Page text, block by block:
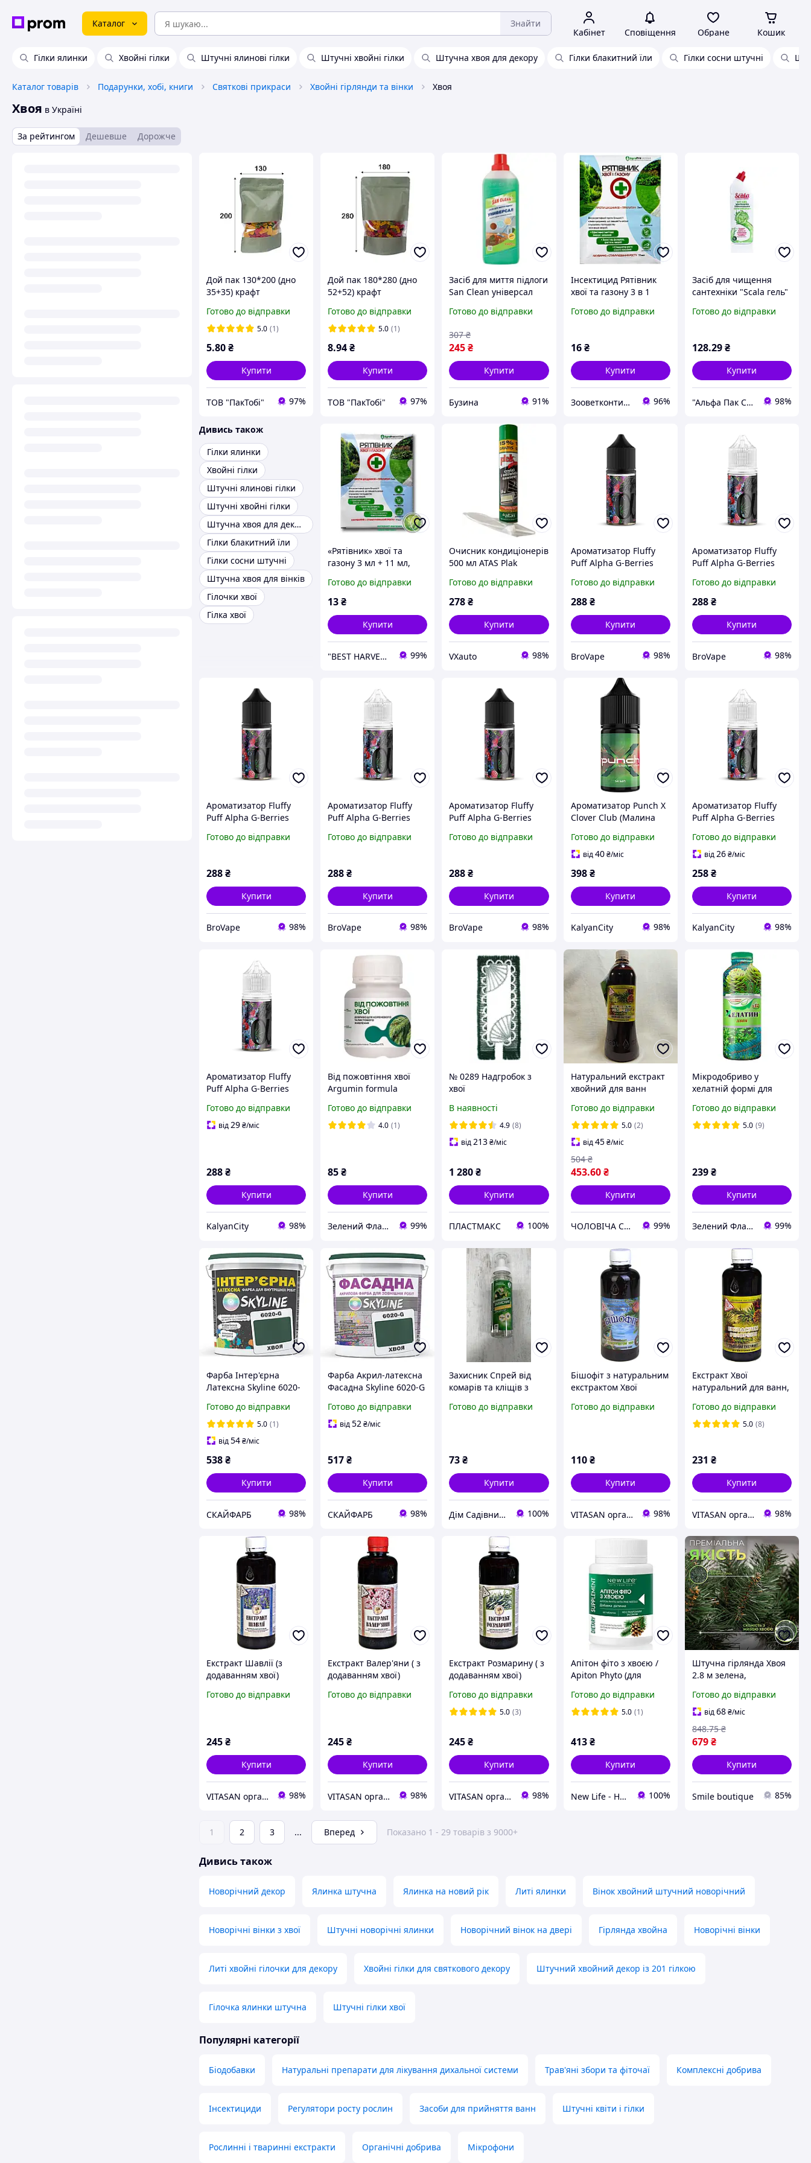
Каталог Знайти
Кабінет Сповіщення Обране Кошик
Гілки ялинки Хвойні гілки Штучні ялинові гілки Штучні хвойні гілки Штучна хвоя для декору Гілки блакитний їли Гілки сосни штучні
Каталог товарів Подарунки, хобі, книги Cвяткові прикраси Хвойні гірлянди та вінки Хвоя
Хвоя в Україні
За рейтингом Дешевше Дорожче
Дой пак 130*200 (дно
35+35) крафт
вікном, замок зіп
Готово до відправки
5.0 (1)
5.80₴
Купити
ТОВ "ПакТобі" 97%
Дой пак 180*280 (дно
52+52) крафт
вікном, замок зіп
Готово до відправки
5.0 (1)
8.94₴
Купити
ТОВ "ПакТобі" 97%
Засіб для миття підлоги
San Clean універсал
(4820003543818)
Готово до відправки
245₴
307 ₴
Купити
Бузина 91%
Інсектицид Рятівник
хвої та газону 3 в 1
Готово до відправки
16 ₴
Купити
Зооветконтинент 96%
Засіб для чищення
сантехніки "Scala гель"
ефектом та ароматом
Готово до відправки
128.29₴
Купити
"Альфа Пак Cхід" 98%
Дивись також
Гілки ялинки
Хвойні гілки
Штучні ялинові гілки
Штучні хвойні гілки
Штучна хвоя для декору
Гілки блакитний їли
Гілки сосни штучні
Штучна хвоя для вінків
Гілочки хвої
Гілка хвої
«Рятівник» хвої та
газону 3 мл + 11 мл,
Готово до відправки
13₴
Купити
"BEST HARVEST" - насіння овочей та ЗЗР, гуртовий інтернет-магазин 99%
Очисник кондиціонерів
500 мл ATAS Plak
аерозоль)
Готово до відправки
278₴
Купити
VXauto 98%
Ароматизатор Fluffy
Puff Alpha G-Berries
мг
Готово до відправки
288 ₴
Купити
BroVape 98%
Ароматизатор Fluffy
Puff Alpha G-Berries
65 мг
Готово до відправки
288₴
Купити
BroVape 98%
Ароматизатор Fluffy
Puff Alpha G-Berries
мг
Готово до відправки
288₴
Купити
BroVape 98%
Ароматизатор Fluffy
Puff Alpha G-Berries
50 мг
Готово до відправки
288₴
Купити
BroVape 98%
Ароматизатор Fluffy
Puff Alpha G-Berries
мг
Готово до відправки
288₴
Купити
BroVape 98%
Ароматизатор Punch X
Clover Club (Малина
Готово до відправки
від40 ₴/міс
398 ₴
Купити
KalyanCity 98%
Ароматизатор Fluffy
Puff Alpha G-Berries
25 мг
Готово до відправки
від 26₴/міс
258₴
Купити
KalyanCity 98%
Ароматизатор Fluffy
Puff Alpha G-Berries
50 мг
Готово до відправки
від29₴/міс
288₴
Купити
KalyanCity 98%
Від пожовтіння хвої
Argumin formula
листове живлення
100мл
Готово до відправки
4.0 (1)
85₴
Купити
Зелений Фламінго 99%
№ 0289 Надгробок з
хвої
В наявності
4.9 (8)
від213₴/міс
1 280₴
Купити
ПЛАСТМАКС 100%
Натуральний екстракт
хвойний для ванн
екстракт хвої для
фітопроцедур і
підживлення бджіл
Готово до відправки
5.0 (2)
від45 ₴/міс
453.60 ₴
504 ₴
Купити
ЧОЛОВІЧА СПРАВА 99%
Мікродобриво у
хелатній формі для
Хелатин Хвоя 1.2л
Готово до відправки
5.0 (9)
239₴
Купити
Зелений Фламінго 99%
Фарба Інтер'єрна
Латексна Skyline 6020-
Готово до відправки
5.0 (1)
від54₴/міс
538₴
Купити
СКАЙФАРБ 98%
Фарба Акрил-латексна
Фасадна Skyline 6020-G
Готово до відправки
від52₴/міс
517₴
Купити
СКАЙФАРБ 98%
Захисник Спрей від
комарів та кліщів з
Укравіт
Готово до відправки
73₴
Купити
Дім Садівника 100%
Бішофіт з натуральним
екстрактом Хвої
Готово до відправки
110 ₴
Купити
VITASAN органічні препарати та косметика для здоров'я 98%
Екстракт Хвої
натуральний для ванн,
Готово до відправки
5.0 (8)
231 ₴
Купити
VITASAN органічні препарати та косметика для здоров'я 98%
Екстракт Шавлії (з
додаванням хвої)
чанів, фітопроцедур
Готово до відправки
245₴
Купити
VITASAN органічні препарати та косметика для здоров'я 98%
Екстракт Валер'яни ( з
додаванням хвої)
чанів, фітопроцедур
Готово до відправки
245₴
Купити
VITASAN органічні препарати та косметика для здоров'я 98%
Екстракт Розмарину ( з
додаванням хвої)
чанів, фітопроцедур
Готово до відправки
5.0 (3)
245₴
Купити
VITASAN органічні препарати та косметика для здоров'я 98%
Апітон фіто з хвоєю /
Apiton Phyto (для
Готово до відправки
5.0 (1)
413 ₴
Купити
New Life - Нове життя в Україні 100%
Штучна гірлянда Хвоя
2.8 м зелена,
реалістична Преміум
KOS-HVO128
4005016_Lu
Готово до відправки
від68₴/міс
679₴
848.75 ₴
Купити
Smile boutique 85%
1 2 3 ... Вперед Показано 1 - 29 товарів з 9000+
Дивись також
Новорічний декор Ялинка штучна Ялинка на новий рік Литі ялинки Вінок хвойний штучний новорічний
Новорічні вінки з хвої Штучні новорічні ялинки Новорічний вінок на двері Гірлянда хвойна Новорічні вінки
Литі хвойні гілочки для декору Хвойні гілки для святкового декору Штучний хвойний декор із 201 гілкою
Гілочка ялинки штучна Штучні гілки хвої
Популярні категорії
Біодобавки Натуральні препарати для лікування дихальної системи Трав'яні збори та фіточаї Комплексні добрива
Інсектициди Регулятори росту рослин Засоби для прийняття ванн Штучні квіти і гілки
Рослинні і тваринні екстракти Органічні добрива Мікрофони